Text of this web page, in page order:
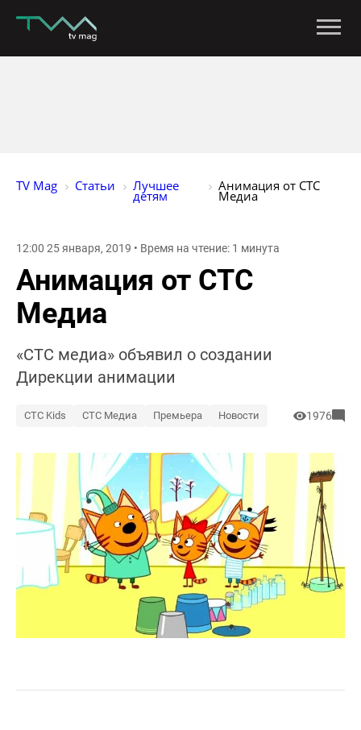
TV Mag Статьи Лучшее
детям
Анимация от СТС
Медиа
12:00 25 января, 2019 • Время на чтение: 1 минута
Анимация от СТС
Медиа
«СТС медиа» объявил о создании
Дирекции анимации
СТС Kids СТС Медиа Премьера Новости 1976